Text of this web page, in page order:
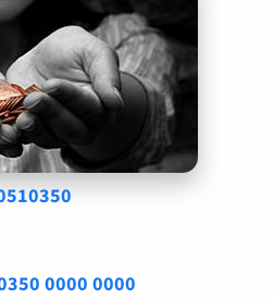
0000 0000